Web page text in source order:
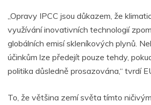
„Opravy IPCC jsou důkazem, že
využívání inovativních technologií
globálních emisí skleníkových plynů.
účinkům lze předejít pouze tehdy,
politika důsledně prosazována,“ tvrdí
To, že většina zemí světa tímto